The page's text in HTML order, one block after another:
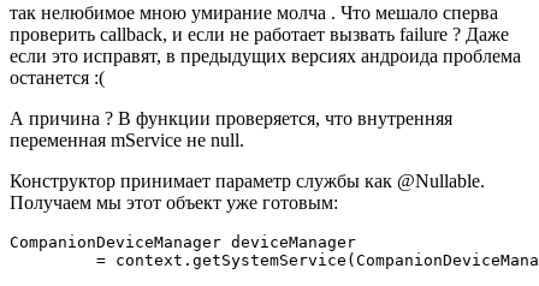
так нелюбимое мною умирание молча . Что мешало сперва
проверить callback, и если не работает вызвать failure ? Даже
если это исправят, в предыдущих версиях андроида проблема
останется :(
А причина ? В функции проверяется, что внутренняя
переменная mService не null.
Конструктор принимает параметр службы как @Nullable.
Получаем мы этот объект уже готовым:
CompanionDeviceManager deviceManager
=